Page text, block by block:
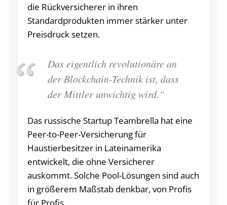
die Rückversicherer in ihren
Standardprodukten immer stärker unter
Preisdruck setzen.
Das eigentlich revolutionäre an
der Blockchain-Technik ist, dass
der Mittler unwichtig wird.“
Das russische Startup Teambrella hat eine
Peer-to-Peer-Versicherung für
Haustierbesitzer in Lateinamerika
entwickelt, die ohne Versicherer
auskommt. Solche Pool-Lösungen sind auch
in größerem Maßstab denkbar, von Profis